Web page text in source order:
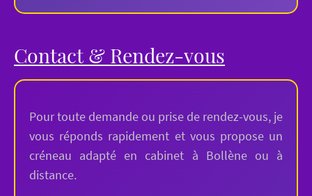
Contact & Rendez-vous
Pour toute demande ou prise de rendez-vous, je
vous réponds rapidement et vous propose un
créneau adapté en cabinet à Bollène ou à
distance.